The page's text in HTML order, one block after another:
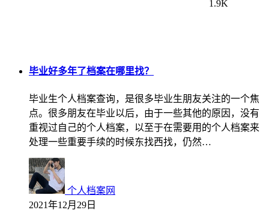
1.9K
毕业好多年了档案在哪里找？
毕业生个人档案查询，是很多毕业生朋友关注的一个焦
点。很多朋友在毕业以后，由于一些其他的原因，没有
重视过自己的个人档案，以至于在需要用的个人档案来
处理一些重要手续的时候东找西找，仍然…
个人档案网
2021年12月29日